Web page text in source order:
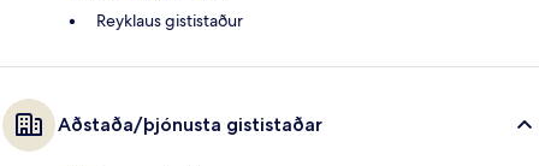
Reyklaus gististaður
Aðstaða/þjónusta gististaðar